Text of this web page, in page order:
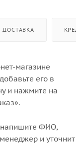
ДОСТАВКА
магазине
его в
и нажмите на
напишите ФИО,
и уточнит